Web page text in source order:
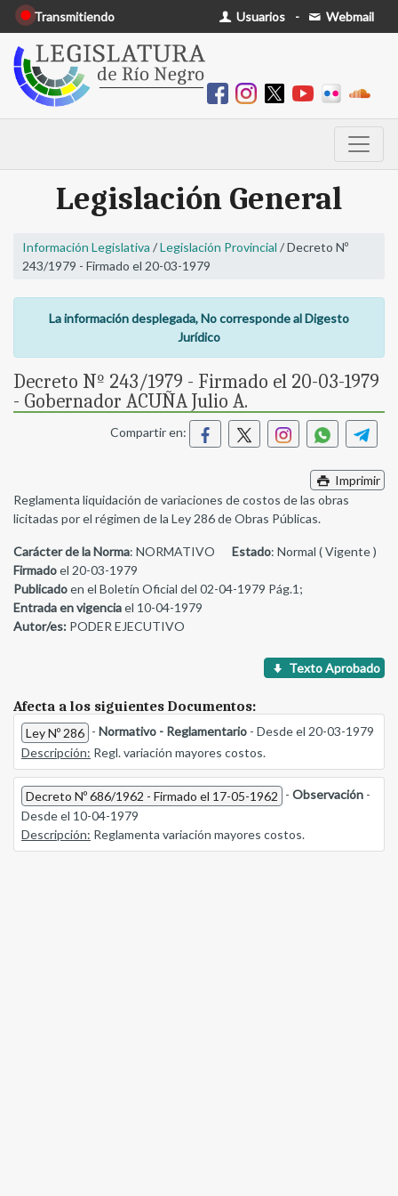
Transmitiendo Usuarios - Webmail
Legislación General
Información Legislativa /Legislación Provincial / Decreto Nº
243/1979 - Firmado el 20-03-1979
La información desplegada, No corresponde al Digesto
Jurídico
Decreto Nº 243/1979 - Firmado el 20-03-1979
- Gobernador ACUÑA Julio A.
Compartir en:
Imprimir
Reglamenta liquidación de variaciones de costos de las obras
licitadas por el régimen de la Ley 286 de Obras Públicas.
Carácter de la Norma: NORMATIVO Estado: Normal ( Vigente )
Firmadoel 20-03-1979
Publicadoen el Boletín Oficial del 02-04-1979 Pág.1;
Entrada en vigenciael 10-04-1979
Autor/es: PODER EJECUTIVO
Texto Aprobado
Afecta a los siguientes Documentos:
Ley Nº 286 - Normativo - Reglamentario - Desde el 20-03-1979
Descripción: Regl. variación mayores costos.
Decreto Nº 686/1962 - Firmado el 17-05-1962 - Observación -
Desde el 10-04-1979
Descripción: Reglamenta variación mayores costos.